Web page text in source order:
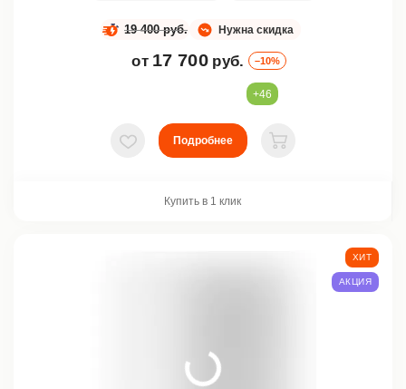
Нужна скидка
19 400 руб.
от 17 700 руб. –10%
+46
В избранное
Подробнее
В корзину
Купить в 1 клик
ХИТ
АКЦИЯ